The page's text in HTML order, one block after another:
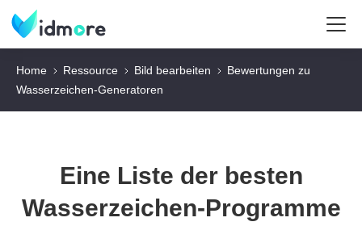
Home Ressource Bild bearbeiten
Bewertungen zu
Wasserzeichen-Generatoren
Eine Liste der besten
Wasserzeichen-Programme